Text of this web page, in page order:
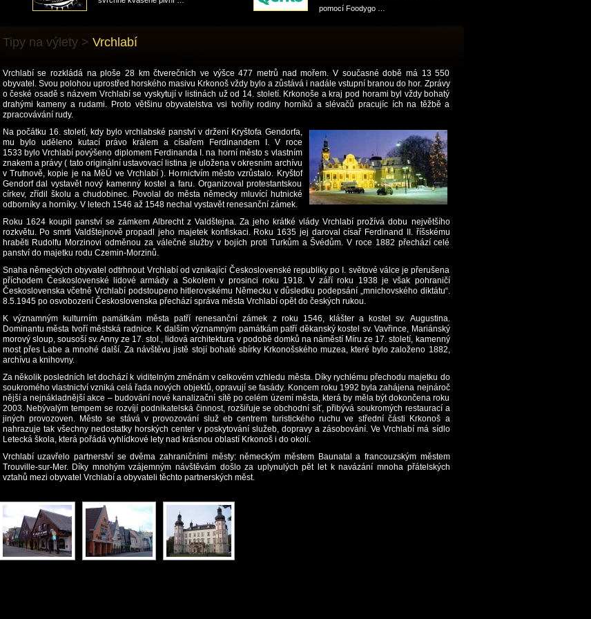
Tipy na výlety > Vrchlabí
Vrchlabí se rozkládá na ploše 28 km čtverečních ve výšce 477 metrů nad mořem. V současné době má 13 550
obyvatel. Svou polohou uprostřed horského masivu Krkonoš vždy bylo a zůstává i nadále vstupní branou do hor. Zprávy
o české osadě s názvem Vrchlabí se vyskytují v listinách už od 14. století. Krkonoše a kraj pod horami byl vždy bohatý
drahými kameny a rudami. Proto většinu obyvatelstva vsi tvořily rodiny horníků a slévačů pracujíc ích na těžbě a
zpracovávání rudy.
Na počátku 16. století, kdy bylo vrchlabské panství v držení Kryštofa Gendorfa,
mu bylo uděleno kutací právo králem a císařem Ferdinandem I. V roce
1533 bylo Vrchlabí povýšeno diplomem Ferdinanda I. na horní město s vlastním
znakem a právy ( tato originální ustavovací listina je uložena v okresním archívu
v Trutnově, kopie je na MěÚ ve Vrchlabí ). Hornictvím město vzrůstalo. Kryštof
Gendorf dal vystavět nový kamenný kostel a faru. Organizoval protestantskou
církev, zřídil školu a chudobinec. Povolal do města německy mluvící hutnické
odborníky a horníky. V letech 1546 až 1548 nechal vystavět renesanční zámek.
Roku 1624 koupil panství se zámkem Albrecht z Valdštejna. Za jeho krátké vlády Vrchlabí prožívá dobu největšího
rozkvětu. Po smrti Valdštejnově propadl jeho majetek konfiskaci. Roku 1635 jej daroval císař Ferdinand II. říšskému
hraběti Rudolfu Morzinovi odměnou za válečné služby v bojích proti Turkům a Švédům. V roce 1882 přechází celé
panství do majetku rodu Czemin-Morzinů.
Snaha německých obyvatel odtrhnout Vrchlabí od vznikající Československé republiky po I. světové válce je přerušena
příchodem Československé lidové armády a Sokolem v prosinci roku 1918. V září roku 1938 je však pohraničí
Československa včetně Vrchlabí podstoupeno hitlerovskému Německu v důsledku podepsání „mnichovského diktátu“.
8.5.1945 po osvobození Československa přechází správa města Vrchlabí opět do českých rukou.
K významným kulturním památkám města patří renesanční zámek z roku 1546, klášter a kostel sv. Augustina.
Dominantu města tvoří městská radnice. K dalším významným památkám patří děkanský kostel sv. Vavřince, Mariánský
morový sloup, sousoší sv. Anny ze 17. stol., lidová architektura v podobě domků na náměstí Míru ze 17. století, kamenný
most přes Labe a mnohé další. Za návštěvu jistě stojí bohaté sbírky Krkonošského muzea, které bylo založeno 1882,
archívu a knihovny.
Za několik posledních let dochází k viditelným změnám v celkovém vzhledu města. Díky rychlému přechodu majetku do
soukromého vlastnictví vzniká celá řada nových objektů, opravují se fasády. Koncem roku 1992 byla zahájena nejnároč
nější a nejnákladnější akce – budování nové kanalizační sítě po celém území města, která by měla být dokončena roku
2003. Nebývalým tempem se rozvíjí podnikatelská činnost, rozšiřuje se obchodní síť, přibývá soukromých restaurací a
jiných provozoven. Město se stává v provozování služ eb centrem turistického ruchu ve střední části Krkonoš a
nahrazuje tak všechny nedostatky horských center v poskytování služeb, dopravy a zásobování. Ve Vrchlabí má sídlo
Letecká škola, která pořádá vyhlídkové lety nad krásnou oblastí Krkonoš i do okolí.
Vrchlabí uzavřelo partnerství se dvěma zahraničními městy: německým městem Baunatal a francouzským městem
Trouville-sur-Mer. Díky mnohým vzájemným návštěvám došlo za uplynulých pět let k navázání mnoha přátelských
vztahů mezi obyvatel Vrchlabí a obyvateli těchto partnerských měst.
pomocí Foodygo …
Akce
pro
zájezdy
Tipy
na
Historie
města
nás
Kontaktujte
nás